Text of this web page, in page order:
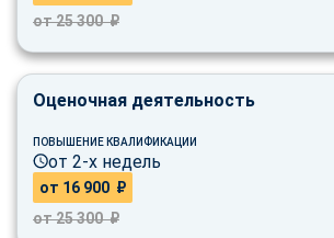
от 25 300 ₽
Оценочная деятельность
ПОВЫШЕНИЕ КВАЛИФИКАЦИИ
от 2-х недель
от 16 900 ₽
от 25 300 ₽
online
Мессенджеры